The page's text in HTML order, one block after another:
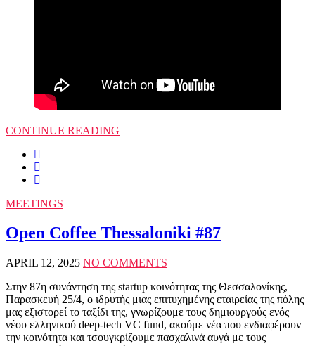
CONTINUE READING
MEETINGS
Open Coffee Thessaloniki #87
APRIL 12, 2025 NO COMMENTS
Στην 87η συνάντηση της startup κοινότητας της Θεσσαλονίκης,
Παρασκευή 25/4, ο ιδρυτής μιας επιτυχημένης εταιρείας της πόλης
μας εξιστορεί το ταξίδι της, γνωρίζουμε τους δημιουργούς ενός
νέου ελληνικού deep-tech VC fund, ακούμε νέα που ενδιαφέρουν
την κοινότητα και τσουγκρίζουμε πασχαλινά αυγά με τους